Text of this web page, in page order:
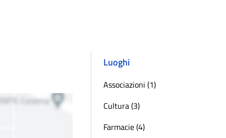
Luoghi
Associazioni (1)
Cultura (3)
Farmacie (4)